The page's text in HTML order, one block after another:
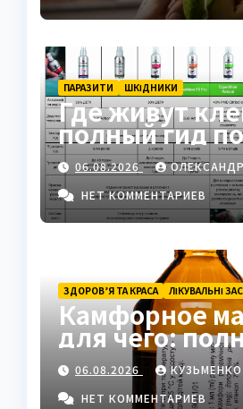
ПАРАЗИТИ ШКІДНИКИ
Где живут
полный гид по
биотопам,
защите
06.08.2026
НЕТ КОММЕНТАРИЕВ
ЗДОРОВ’Я ТА КРАСА ЛІКУВАЛЬНІ
Камфорное
для чего:
по
свойствам
06.08.2026
НЕТ КОММЕНТАРИЕВ